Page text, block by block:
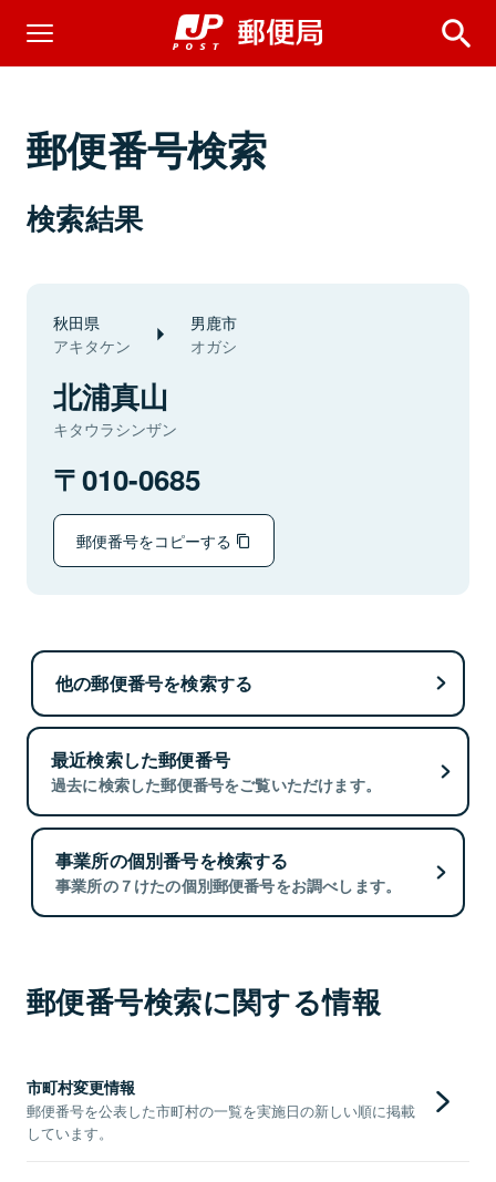
郵便番号検索
検索結果
秋田県
アキタケン
男鹿市
オガシ
北浦真山
キタウラシンザン
010-0685
郵便番号をコピーする
他の郵便番号を検索する
最近検索した郵便番号
過去に検索した郵便番号をご覧いただけます。
事業所の個別番号を検索する
事業所の７けたの個別郵便番号をお調べします。
郵便番号検索に関する情報
市町村変更情報
郵便番号を公表した市町村の一覧を実施日の新しい順に掲載
しています。